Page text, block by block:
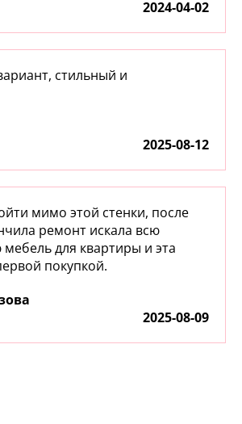
2024-04-02
стильный и
2025-08-12
мимо этой стенки, после
ремонт искала всю
для квартиры и эта
покупкой.
2025-08-09